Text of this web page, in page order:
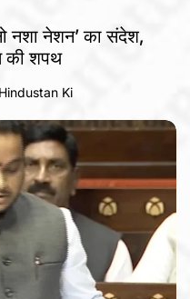
नशा नेशन’ का संदेश,
की शपथ
Ki